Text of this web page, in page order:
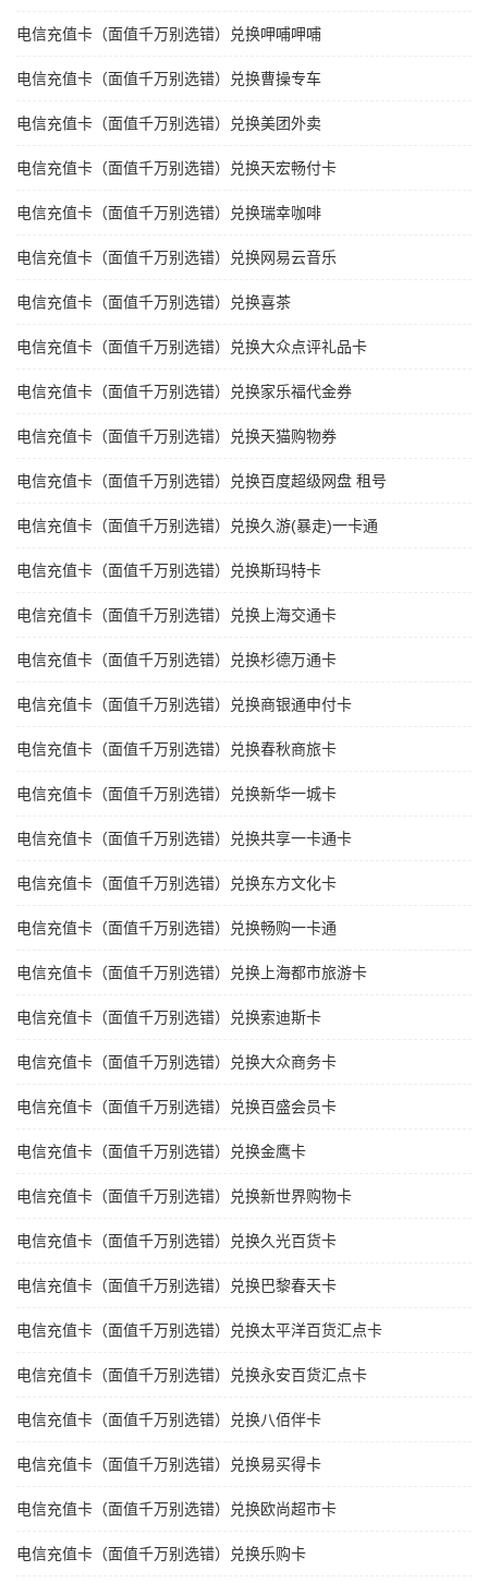
电信充值卡（面值千万别选错）兑换呷哺呷哺
电信充值卡（面值千万别选错）兑换曹操专车
电信充值卡（面值千万别选错）兑换美团外卖
电信充值卡（面值千万别选错）兑换天宏畅付卡
电信充值卡（面值千万别选错）兑换瑞幸咖啡
电信充值卡（面值千万别选错）兑换网易云音乐
电信充值卡（面值千万别选错）兑换喜茶
电信充值卡（面值千万别选错）兑换大众点评礼品卡
电信充值卡（面值千万别选错）兑换家乐福代金券
电信充值卡（面值千万别选错）兑换天猫购物券
电信充值卡（面值千万别选错）兑换百度超级网盘 租号
电信充值卡（面值千万别选错）兑换久游(暴走)一卡通
电信充值卡（面值千万别选错）兑换斯玛特卡
电信充值卡（面值千万别选错）兑换上海交通卡
电信充值卡（面值千万别选错）兑换杉德万通卡
电信充值卡（面值千万别选错）兑换商银通申付卡
电信充值卡（面值千万别选错）兑换春秋商旅卡
电信充值卡（面值千万别选错）兑换新华一城卡
电信充值卡（面值千万别选错）兑换共享一卡通卡
电信充值卡（面值千万别选错）兑换东方文化卡
电信充值卡（面值千万别选错）兑换畅购一卡通
电信充值卡（面值千万别选错）兑换上海都市旅游卡
电信充值卡（面值千万别选错）兑换索迪斯卡
电信充值卡（面值千万别选错）兑换大众商务卡
电信充值卡（面值千万别选错）兑换百盛会员卡
电信充值卡（面值千万别选错）兑换金鹰卡
电信充值卡（面值千万别选错）兑换新世界购物卡
电信充值卡（面值千万别选错）兑换久光百货卡
电信充值卡（面值千万别选错）兑换巴黎春天卡
电信充值卡（面值千万别选错）兑换太平洋百货汇点卡
电信充值卡（面值千万别选错）兑换永安百货汇点卡
电信充值卡（面值千万别选错）兑换八佰伴卡
电信充值卡（面值千万别选错）兑换易买得卡
电信充值卡（面值千万别选错）兑换欧尚超市卡
电信充值卡（面值千万别选错）兑换乐购卡